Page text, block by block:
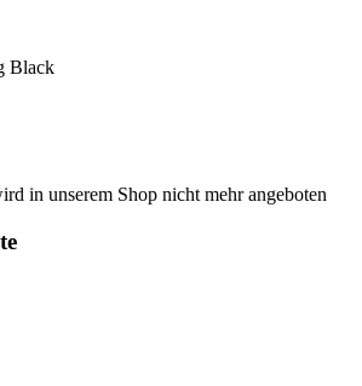
Black
in unserem Shop nicht mehr angeboten